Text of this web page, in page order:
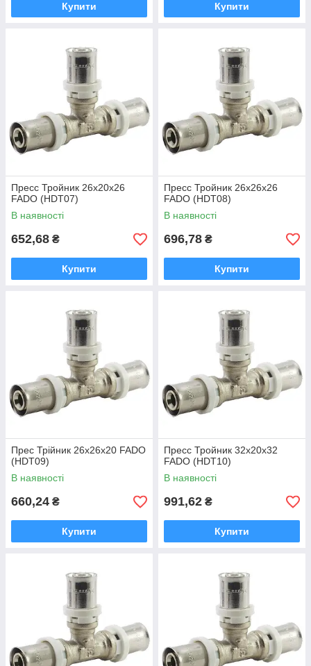
Купити Купити
Пресс Тройник 26х20х26
FADO (HDТ07)
В наявності
652,68 ₴
Купити
Пресс Тройник 26х26х26
FADO (HDТ08)
В наявності
696,78 ₴
Купити
Прес Трійник 26х26х20 FADO
(HDТ09)
В наявності
660,24 ₴
Купити
Пресс Тройник 32x20x32
FADO (HDT10)
В наявності
991,62 ₴
Купити